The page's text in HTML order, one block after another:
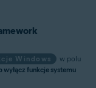
Windows
w polu
wyłącz funkcje systemu